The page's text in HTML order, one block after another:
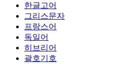
한글고어
그리스문자
프랑스어
독일어
히브리어
괄호기호